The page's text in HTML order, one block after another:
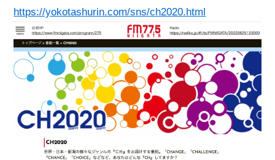
https://yokotashurin.com/sns/ch2020.html